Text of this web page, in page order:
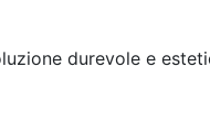
durevole e